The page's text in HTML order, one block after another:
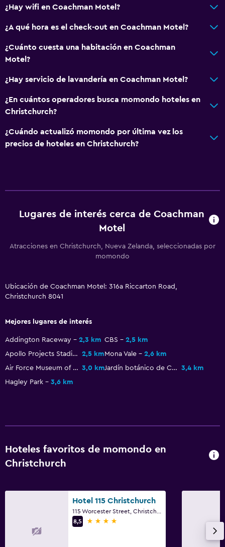
Piso de mosaico/mármol
Espacio de almacenamiento
Habitación
Enchufe cerca de la cama
Sofá cama
Ducha
Aseo
Ducha italiana
Aire libre
Terraza/patio
Parrilla
Comedor al aire libre
Muebles de exterior
Lavandería
Lavandería
Servicios de lavandería/tintorería
Plancha y tabla de planchar
¿Hay wifi en Coachman Motel?
¿A qué hora es el check-out en Coachman Motel?
¿Cuánto cuesta una habitación en Coachman
Motel?
¿Hay servicio de lavandería en Coachman Motel?
¿En cuántos operadores busca momondo hoteles en
Christchurch?
¿Cuándo actualizó momondo por última vez los
precios de hoteles en Christchurch?
Lugares de interés cerca de Coachman
Motel
Atracciones en Christchurch, Nueva Zelanda, seleccionadas por
momondo
Ubicación de Coachman Motel: 316a Riccarton Road,
Christchurch 8041
Mejores lugares de interés
Addington Raceway 2,3 km CBS
2,5 km
Apollo Projects Stadium
2,5 kmMona Vale
2,6 km
Air Force Museum of New Zealand 3,0 km Jardín botánico de Christchurch
3,4 km
Hagley Park
3,6 km
Hoteles favoritos de momondo en
Christchurch
Hotel 115 Christchurch
8,5
4 estrellas